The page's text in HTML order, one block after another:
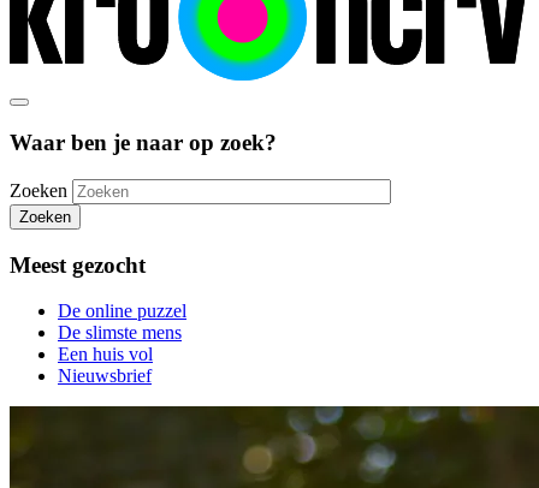
Waar ben je naar op zoek?
Zoeken
Zoeken
Meest gezocht
De online puzzel
De slimste mens
Een huis vol
Nieuwsbrief